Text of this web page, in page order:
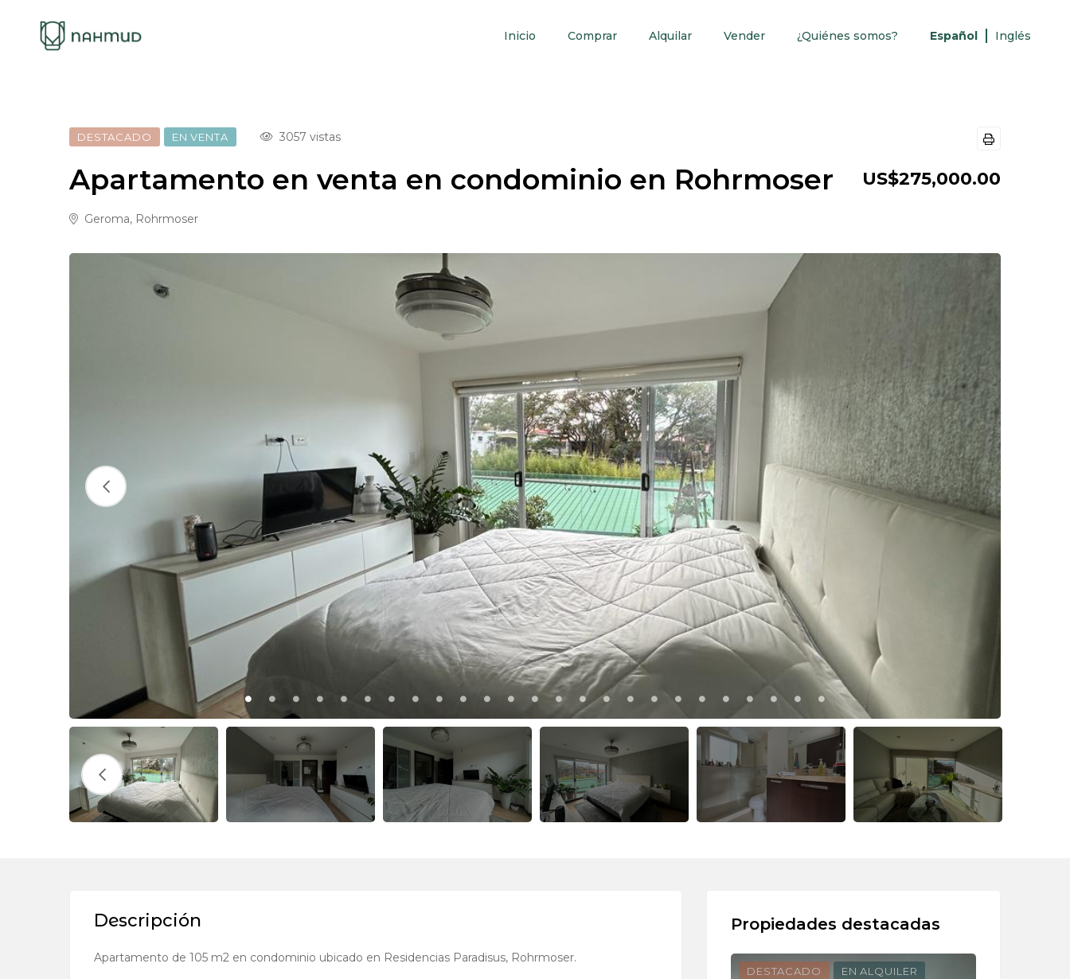
Inicio Comprar Alquilar Vender ¿Quiénes somos? Español Inglés
DESTACADO EN VENTA 3057 vistas
Apartamento en venta en condominio en Rohrmoser
Geroma, Rohrmoser
US$275,000.00
Descripción
Apartamento de 105 m2 en condominio ubicado en Residencias Paradisus, Rohrmoser.
Propiedades destacadas
DESTACADO EN ALQUILER